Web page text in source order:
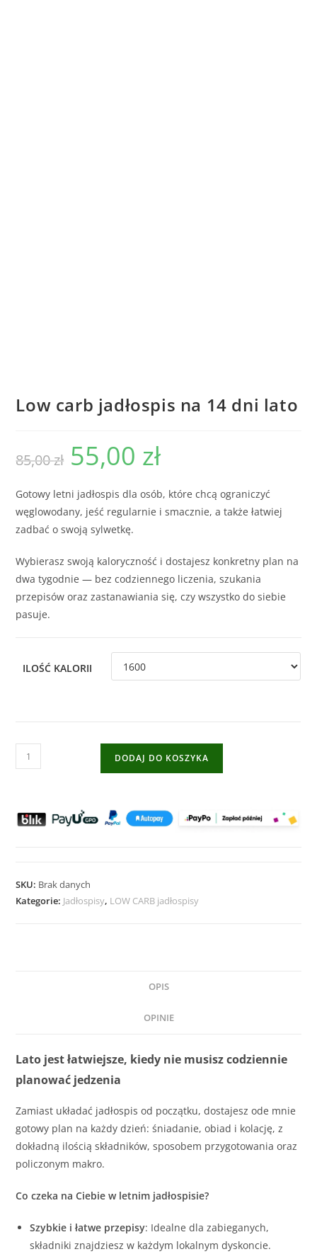
Low carb jadłospis na 14 dni lato
85,00zł 55,00 zł
Gotowy letni jadłospis dla osób, które chcą ograniczyć
węglowodany, jeść regularnie i smacznie, a także łatwiej
zadbać o swoją sylwetkę.
Wybierasz swoją kaloryczność i dostajesz konkretny plan na
dwa tygodnie — bez codziennego liczenia, szukania
przepisów oraz zastanawiania się, czy wszystko do siebie
pasuje.
ILOŚĆ KALORII
DODAJ DO KOSZYKA
SKU: Brak danych
Kategorie: Jadłospisy, LOW CARB jadłospisy
OPIS
OPINIE
Lato jest łatwiejsze, kiedy nie musisz codziennie
planować jedzenia
Zamiast układać jadłospis od początku, dostajesz ode mnie
gotowy plan na każdy dzień: śniadanie, obiad i kolację, z
dokładną ilością składników, sposobem przygotowania oraz
policzonym makro.
Co czeka na Ciebie w letnim jadłospisie?
Szybkie i łatwe przepisy: Idealne dla zabieganych,
składniki znajdziesz w każdym lokalnym dyskoncie.